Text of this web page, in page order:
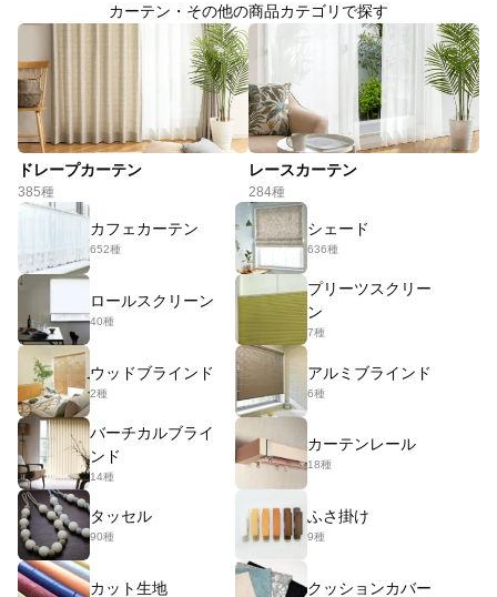
カーテン・その他の商品カテゴリで探す
ドレープカーテン
385種
レースカーテン
284種
カフェカーテン
652種
シェード
636種
ロールスクリーン
40種
プリーツスクリー
ン
7種
ウッドブラインド
2種
アルミブラインド
6種
バーチカルブライ
ンド
14種
カーテンレール
18種
タッセル
90種
ふさ掛け
9種
カット生地 クッションカバー